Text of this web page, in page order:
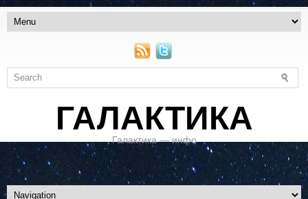
ГАЛАКТИКА
Галактика — инфо